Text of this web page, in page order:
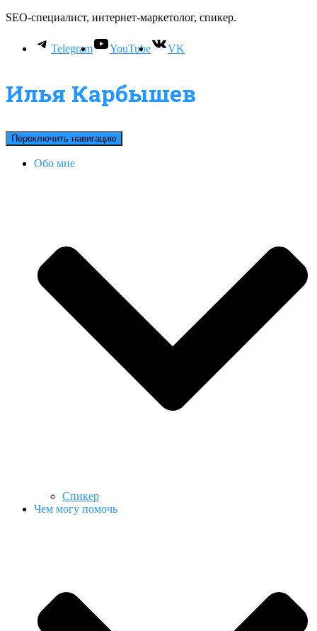
SEO-специалист, интернет-маркетолог, спикер.
Telegram YouTube VK
Илья Карбышев
Переключить навигацию
Обо мне
Спикер
Чем могу помочь